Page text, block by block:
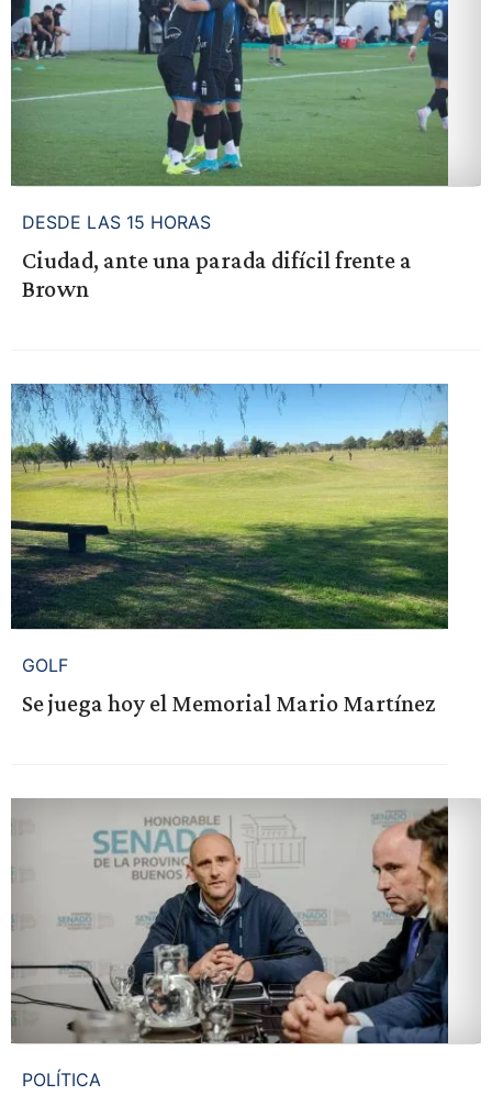
DESDE LAS 15 HORAS
Ciudad, ante una parada difícil frente a
Brown
GOLF
Se juega hoy el Memorial Mario Martínez
POLÍTICA